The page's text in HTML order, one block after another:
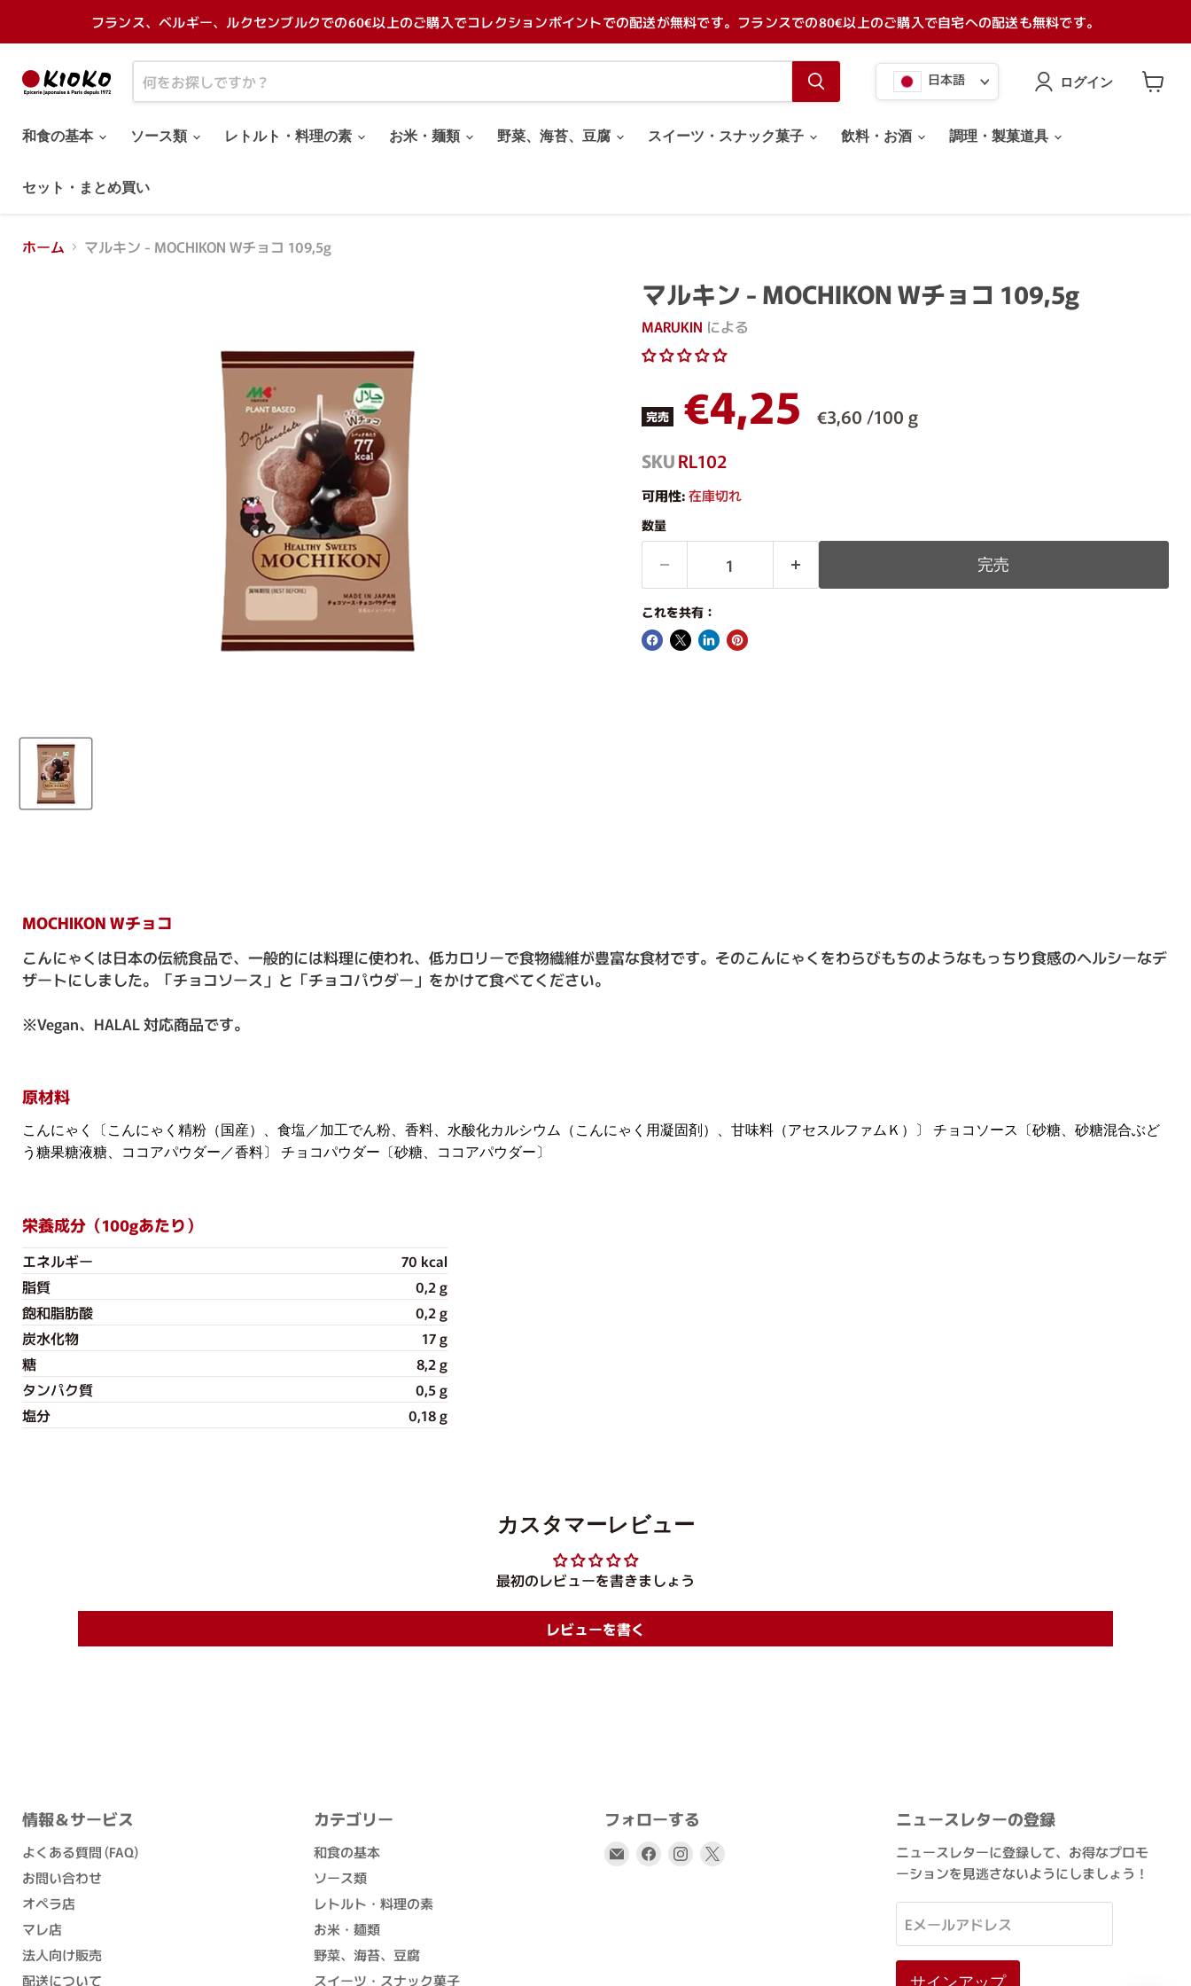
フランス、ベルギー、ルクセンブルクでの60€以上のご購入でコレクションポイントでの配送が無料です。フランスでの80€以上のご購入で自宅への配送も無料です。
言
語
日本語 ログイン
カ
和食の基本 ソース類 レトルト・料理の素 お米・麺類 野菜、海苔、豆腐 スイーツ・スナック菓子 飲料・お酒 調理・製菓道具
セット・まとめ買い
ホーム マルキン - MOCHIKON Wチョコ 109,5g
マルキン - MOCHIKON Wチョコ 109,5g
MARUKIN による
完売 現在の価格
€4,25
€3,60 /100 g
SKURL102
可用性: 在庫切れ
数量
完売
これを共有：
MOCHIKON Wチョコ
こんにゃくは日本の伝統食品で、一般的には料理に使われ、低カロリーで食物繊維が豊富な食材です。そのこんにゃくをわらびもちのようなもっちり食感のヘルシーなデ
ザートにしました。「チョコソース」と「チョコパウダー」をかけて食べてください。
※Vegan、HALAL 対応商品です。
原材料
こんにゃく〔こんにゃく精粉（国産）、食塩／加工でん粉、香料、水酸化カルシウム（こんにゃく用凝固剤）、甘味料（アセスルファムＫ）〕 チョコソース〔砂糖、砂糖混合ぶど
う糖果糖液糖、ココアパウダー／香料〕 チョコパウダー〔砂糖、ココアパウダー〕
栄養成分（100gあたり）
エネルギー
70 kcal
脂質
0,2 g
飽和脂肪酸
0,2 g
炭水化物
17 g
糖
8,2 g
タンパク質
0,5 g
塩分
0,18 g
カスタマーレビュー
最初のレビューを書きましょう
レビューを書く
情報＆サービス
よくある質問 (FAQ)
お問い合わせ
オペラ店
マレ店
法人向け販売
配送について
カテゴリー
和食の基本
ソース類
レトルト・料理の素
お米・麺類
野菜、海苔、豆腐
スイーツ・スナック菓子
フォローする
FacebookInstagram
ニュースレターの登録
ニュースレターに登録して、お得なプロモ
ーションを見逃さないようにしましょう！
Eメールアドレス